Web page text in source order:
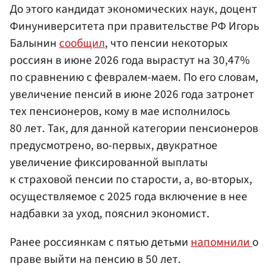
До этого кандидат экономических наук, доцент
Финуниверситета при правительстве РФ Игорь
Балынинсообщил, что пенсии некоторых
россиян в июне 2026 года вырастут на 30,47%
по сравнению с февралем-маем. По его словам,
увеличение пенсий в июне 2026 года затронет
тех пенсионеров, кому в мае исполнилось
80 лет. Так, для данной категории пенсионеров
предусмотрено, во-первых, двукратное
увеличение фиксированной выплаты
к страховой пенсии по старости, а, во-вторых,
осуществляемое с 2025 года включение в нее
надбавки за уход, пояснил экономист.
Ранее россиянкам с пятью детьминапомнилио
праве выйти на пенсию в 50 лет.